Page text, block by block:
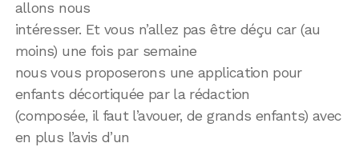
allons nous
intéresser. Et vous n’allez pas être déçu car (au
moins) une fois par semaine
nous vous proposerons une application pour
enfants décortiquée par la rédaction
(composée, il faut l’avouer, de grands enfants) avec
en plus l’avis d’un